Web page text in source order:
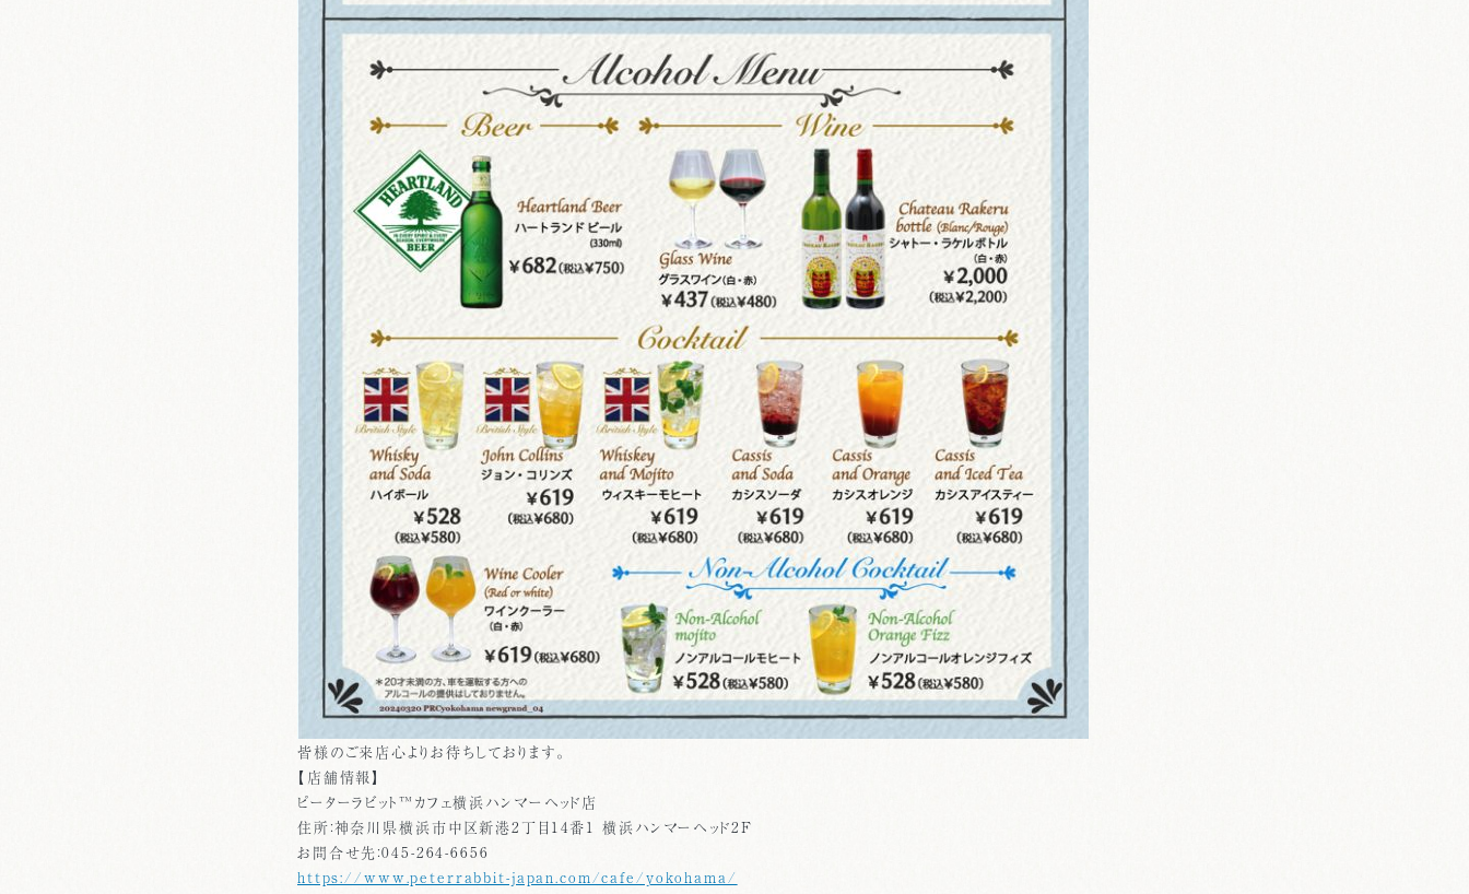
皆様のご来店心よりお待ちしております。
【店舗情報】
ピーターラビット™カフェ横浜ハンマーヘッド店
住所：神奈川県横浜市中区新港2丁目14番1 横浜ハンマーヘッド2F
お問合せ先：045-264-6656
https://www.peterrabbit-japan.com/cafe/yokohama/